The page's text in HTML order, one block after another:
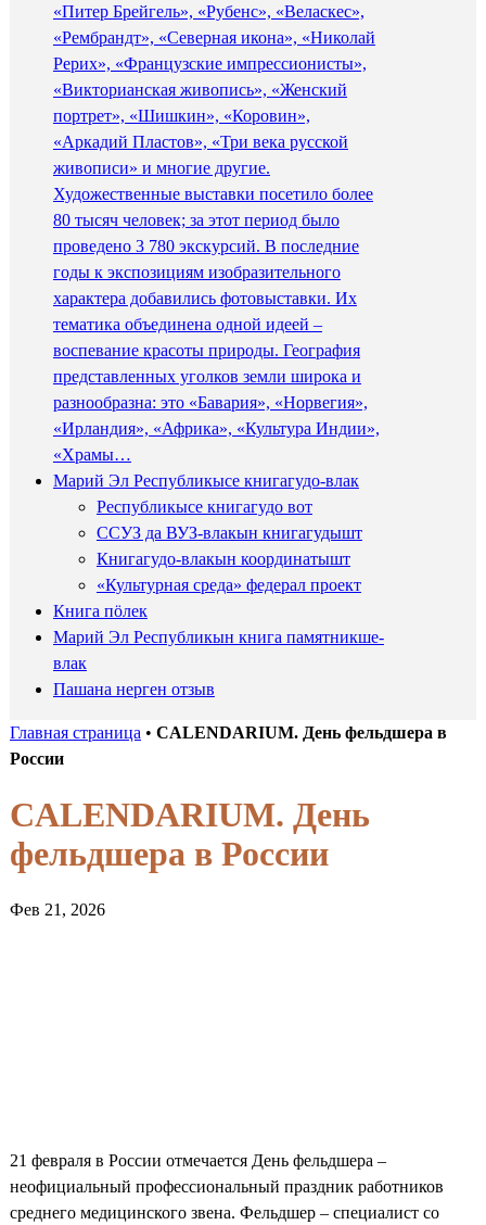
«Питер Брейгель», «Рубенс», «Веласкес»,
«Рембрандт», «Северная икона», «Николай
Рерих», «Французские импрессионисты»,
«Викторианская живопись», «Женский
портрет», «Шишкин», «Коровин»,
«Аркадий Пластов», «Три века русской
живописи» и многие другие.
Художественные выставки посетило более
80 тысяч человек; за этот период было
проведено 3 780 экскурсий. В последние
годы к экспозициям изобразительного
характера добавились фотовыставки. Их
тематика объединена одной идеей –
воспевание красоты природы. География
представленных уголков земли широка и
разнообразна: это «Бавария», «Норвегия»,
«Ирландия», «Африка», «Культура Индии»,
«Храмы…
Марий Эл Республикысе книгагудо-влак
Республикысе книгагудо вот
ССУЗ да ВУЗ-влакын книгагудышт
Книгагудо-влакын координатышт
«Культурная среда» федерал проект
Книга пӧлек
Марий Эл Республикын книга памятникше-
влак
Пашана нерген отзыв
Главная страница • CALENDARIUM. День фельдшера в
России
CALENDARIUM. День
фельдшера в России
Фев 21, 2026
21 февраля в России отмечается День фельдшера –
неофициальный профессиональный праздник работников
среднего медицинского звена. Фельдшер – специалист со